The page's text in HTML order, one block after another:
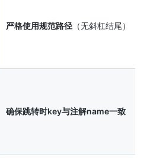
严格使用规范路径 （无斜杠结尾）
确保跳转时key与注解name一致